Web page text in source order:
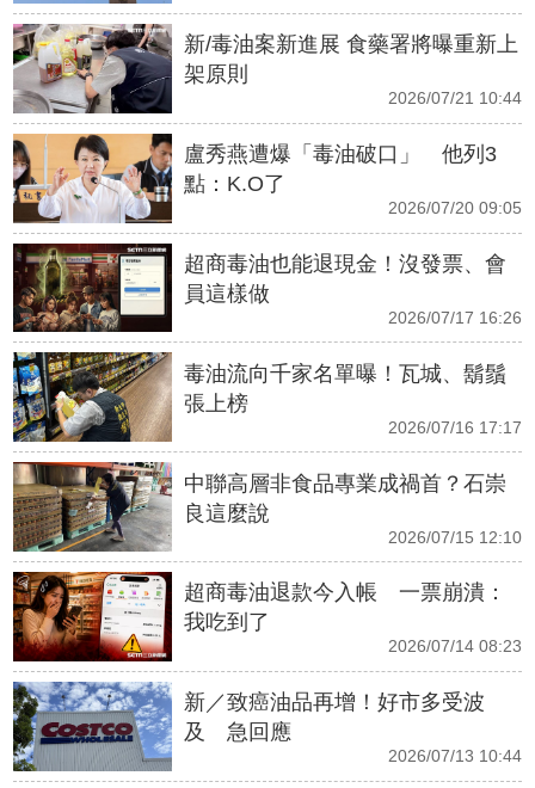
新/毒油案新進展 食藥署將曝重新上
架原則
2026/07/21 10:44
盧秀燕遭爆「毒油破口」 他列3
點：K.O了
2026/07/20 09:05
超商毒油也能退現金！沒發票、會
員這樣做
2026/07/17 16:26
毒油流向千家名單曝！瓦城、鬍鬚
張上榜
2026/07/16 17:17
中聯高層非食品專業成禍首？石崇
良這麼說
2026/07/15 12:10
超商毒油退款今入帳 一票崩潰：
我吃到了
2026/07/14 08:23
新／致癌油品再增！好市多受波
及 急回應
2026/07/13 10:44